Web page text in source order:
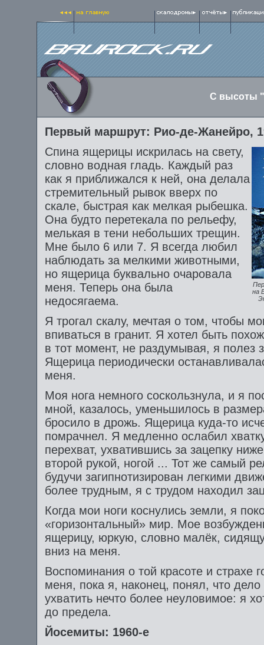
С высоты
Первый маршрут: Рио-де-Жанейро,
на
Спина ящерицы искрилась на свету,
словно водная гладь. Каждый раз
как я приближался к ней, она делала
стремительный рывок вверх по
скале, быстрая как мелкая рыбешка.
Она будто перетекала по рельефу,
мелькая в тени небольших трещин.
Мне было 6 или 7. Я всегда любил
наблюдать за мелкими животными,
но ящерица буквально очаровала
меня. Теперь она была
недосягаема.
Я трогал скалу, мечтая о том, чтобы
впиваться в гранит. Я хотел быть
в тот момент, не раздумывая, я
Ящерица периодически
меня.
Моя нога немного соскользнула, и я
мной, казалось, уменьшилось в
бросило в дрожь. Ящерица куда-то
помрачнел. Я медленно ослабил
перехват, ухватившись за зацепку
второй рукой, ногой ... Тот же самый
будучи загипнотизирован легкими
более трудным, я с трудом находил
Когда мои ноги коснулись земли, я
«горизонтальный» мир. Мое
ящерицу, юркую, словно малёк,
вниз на меня.
Воспоминания о той красоте и страхе
меня, пока я, наконец, понял, что
ухватить нечто более неуловимое: я
до предела.
Йосемиты: 1960-е